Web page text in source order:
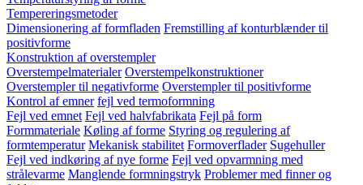
Tempereringsmetoder
Dimensionering af formfladen Fremstilling af konturblænder til
positivforme
Konstruktion af overstempler
Overstempelmaterialer Overstempelkonstruktioner
Overstempler til negativforme Overstempler til positivforme
Kontrol af emner fejl ved termoformning
Fejl ved emnet Fejl ved halvfabrikata Fejl på form
Formmateriale Køling af forme Styring og regulering af
formtemperatur Mekanisk stabilitet Formoverflader Sugehuller
Fejl ved indkøring af nye forme Fejl ved opvarmning med
strålevarme Manglende formningstryk Problemer med finner og